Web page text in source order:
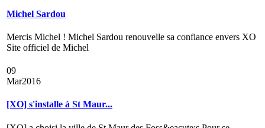
Michel Sardou
Mercis Michel ! Michel Sardou renouvelle sa confiance envers XO
Site officiel de Michel
09
Mar2016
[XO] s'installe à St Maur...